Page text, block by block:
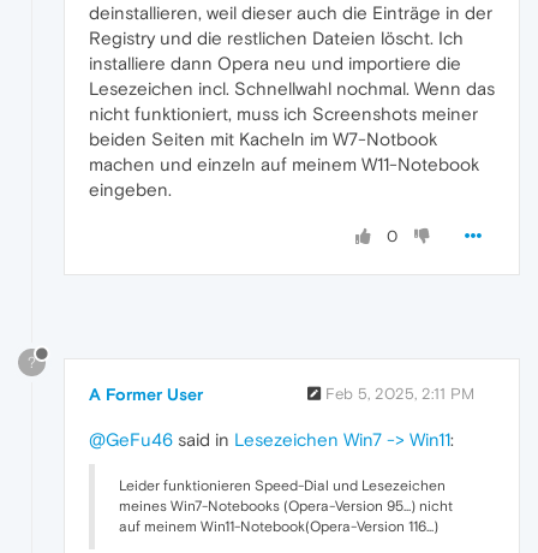
deinstallieren, weil dieser auch die Einträge in der
Registry und die restlichen Dateien löscht. Ich
installiere dann Opera neu und importiere die
Lesezeichen incl. Schnellwahl nochmal. Wenn das
nicht funktioniert, muss ich Screenshots meiner
beiden Seiten mit Kacheln im W7-Notbook
machen und einzeln auf meinem W11-Notebook
eingeben.
0
?
A Former User Feb 5, 2025, 2:11 PM
@GeFu46 said in Lesezeichen Win7 -> Win11:
Leider funktionieren Speed-Dial und Lesezeichen
meines Win7-Notebooks (Opera-Version 95...) nicht
auf meinem Win11-Notebook(Opera-Version 116...)